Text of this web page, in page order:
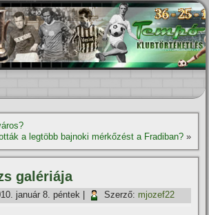
a legtöbb bajnoki mérkőzést a Fradiban?»
galériája
január 8. péntek Szerző: mjozef22